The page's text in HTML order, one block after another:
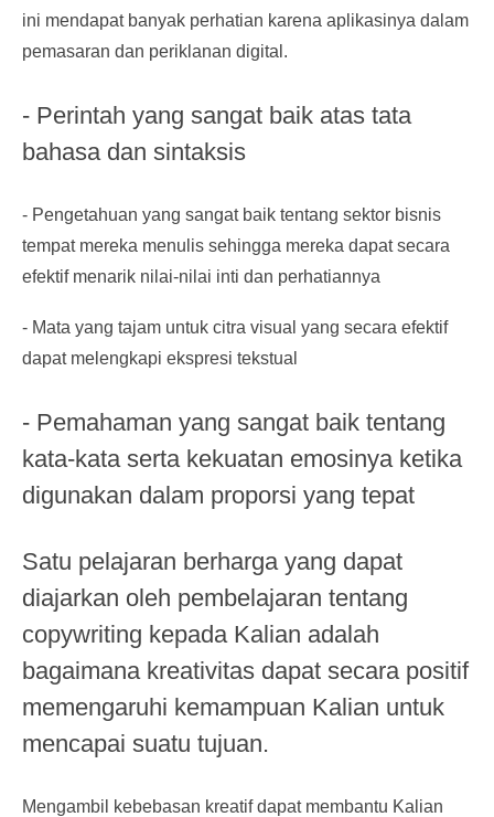
ini mendapat banyak perhatian karena aplikasinya dalam
pemasaran dan periklanan digital.
- Perintah yang sangat baik atas tata
bahasa dan sintaksis
- Pengetahuan yang sangat baik tentang sektor bisnis
tempat mereka menulis sehingga mereka dapat secara
efektif menarik nilai-nilai inti dan perhatiannya
- Mata yang tajam untuk citra visual yang secara efektif
dapat melengkapi ekspresi tekstual
- Pemahaman yang sangat baik tentang
kata-kata serta kekuatan emosinya ketika
digunakan dalam proporsi yang tepat
Satu pelajaran berharga yang dapat
diajarkan oleh pembelajaran tentang
copywriting kepada Kalian adalah
bagaimana kreativitas dapat secara positif
memengaruhi kemampuan Kalian untuk
mencapai suatu tujuan.
Mengambil kebebasan kreatif dapat membantu Kalian